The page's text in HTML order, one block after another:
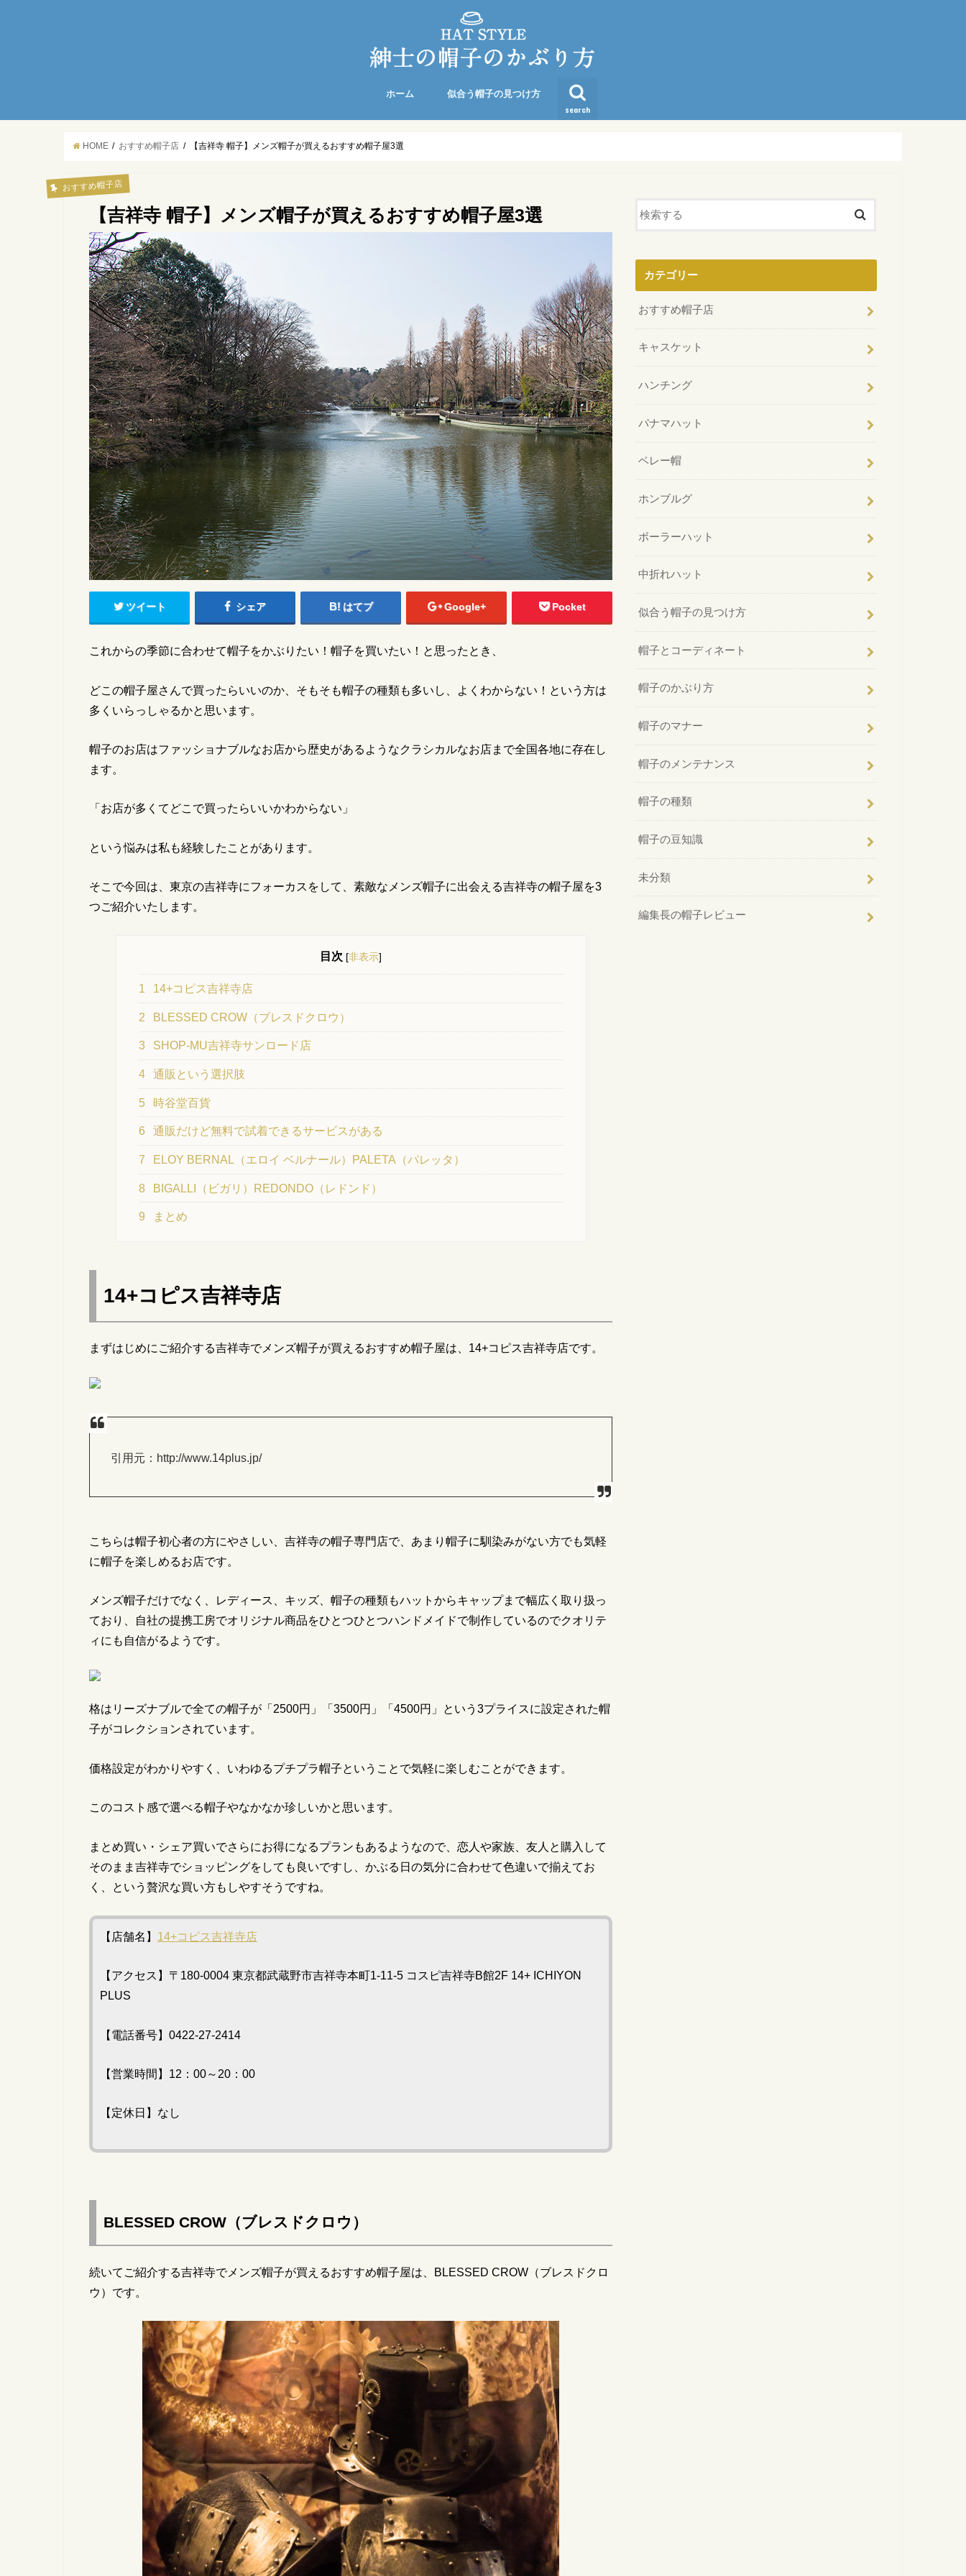
search
ホーム 似合う帽子の見つけ方
HOME おすすめ帽子店 【吉祥寺 帽子】メンズ帽子が買えるおすすめ帽子屋3選
おすすめ帽子店
【吉祥寺 帽子】メンズ帽子が買えるおすすめ帽子屋3選
ツイート シェア はてブ Google+ Pocket
これからの季節に合わせて帽子をかぶりたい！帽子を買いたい！と思ったとき、
どこの帽子屋さんで買ったらいいのか、そもそも帽子の種類も多いし、よくわからない！という方は
多くいらっしゃるかと思います。
帽子のお店はファッショナブルなお店から歴史があるようなクラシカルなお店まで全国各地に存在し
ます。
「お店が多くてどこで買ったらいいかわからない」
という悩みは私も経験したことがあります。
そこで今回は、東京の吉祥寺にフォーカスをして、素敵なメンズ帽子に出会える吉祥寺の帽子屋を3
つご紹介いたします。
目次 [非表示]
1 14+コピス吉祥寺店
2 BLESSED CROW（ブレスドクロウ）
3 SHOP-MU吉祥寺サンロード店
4 通販という選択肢
5 時谷堂百貨
6 通販だけど無料で試着できるサービスがある
7 ELOY BERNAL（エロイ ベルナール）PALETA（パレッタ）
8 BIGALLI（ビガリ）REDONDO（レドンド）
9 まとめ
14+コピス吉祥寺店
まずはじめにご紹介する吉祥寺でメンズ帽子が買えるおすすめ帽子屋は、 14+コピス吉祥寺店です。
引用元：http://www.14plus.jp/
こちらは帽子初心者の方にやさしい、吉祥寺の帽子専門店で、あまり帽子に馴染みがない方でも気軽
に帽子を楽しめるお店です。
メンズ帽子だけでなく、レディース、キッズ、帽子の種類もハットからキャップまで幅広く取り扱っ
ており、自社の提携工房でオリジナル商品をひとつひとつハンドメイドで制作しているのでクオリテ
ィにも自信がるようです。
格はリーズナブルで全ての帽子が「 2500円」「 3500円」「 4500円」という 3プライスに設定された帽
子がコレクションされています。
価格設定がわかりやすく、いわゆるプチプラ帽子ということで気軽に楽しむことができます。
このコスト感で選べる帽子やなかなか珍しいかと思います。
まとめ買い・シェア買いでさらにお得になるプランもあるようなので、恋人や家族、友人と購入して
そのまま吉祥寺でショッピングをしても良いですし、かぶる日の気分に合わせて色違いで揃えてお
く、という贅沢な買い方もしやすそうですね。
【店舗名】 14+コピス吉祥寺店
【アクセス】〒180-0004 東京都武蔵野市吉祥寺本町1-11-5 コスピ吉祥寺B館2F 14+ ICHIYON
PLUS
【電話番号】0422-27-2414
【営業時間】12：00～20：00
【定休日】なし
BLESSED CROW（ブレスドクロウ）
続いてご紹介する吉祥寺でメンズ帽子が買えるおすすめ帽子屋は、 BLESSED CROW（ブレスドクロ
ウ）です。
カテゴリー
おすすめ帽子店
キャスケット
ハンチング
パナマハット
ベレー帽
ホンブルグ
ボーラーハット
中折れハット
似合う帽子の見つけ方
帽子とコーディネート
帽子のかぶり方
帽子のマナー
帽子のメンテナンス
帽子の種類
帽子の豆知識
未分類
編集長の帽子レビュー